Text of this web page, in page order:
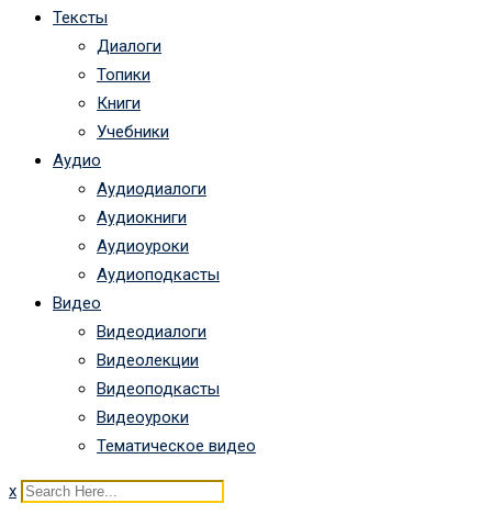
Тексты
Диалоги
Топики
Книги
Учебники
Аудио
Аудиодиалоги
Аудиокниги
Аудиоуроки
Аудиоподкасты
Видео
Видеодиалоги
Видеолекции
Видеоподкасты
Видеоуроки
Тематическое видео
x